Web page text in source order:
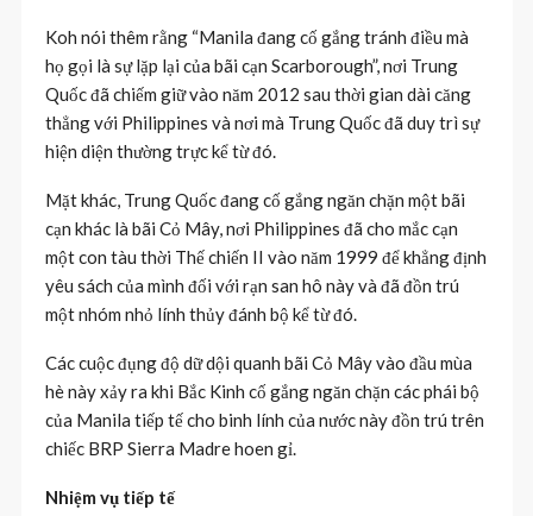
Koh nói thêm rằng “Manila đang cố gắng tránh điều mà
họ gọi là sự lặp lại của bãi cạn Scarborough”, nơi Trung
Quốc đã chiếm giữ vào năm 2012 sau thời gian dài căng
thẳng với Philippines và nơi mà Trung Quốc đã duy trì sự
hiện diện thường trực kể từ đó.
Mặt khác, Trung Quốc đang cố gắng ngăn chặn một bãi
cạn khác là bãi Cỏ Mây, nơi Philippines đã cho mắc cạn
một con tàu thời Thế chiến II vào năm 1999 để khẳng định
yêu sách của mình đối với rạn san hô này và đã đồn trú
một nhóm nhỏ lính thủy đánh bộ kể từ đó.
Các cuộc đụng độ dữ dội quanh bãi Cỏ Mây vào đầu mùa
hè này xảy ra khi Bắc Kinh cố gắng ngăn chặn các phái bộ
của Manila tiếp tế cho binh lính của nước này đồn trú trên
chiếc BRP Sierra Madre hoen gỉ.
Nhiệm vụ tiếp tế